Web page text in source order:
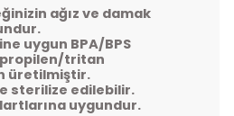
ağız ve damak
uygun BPA/BPS
tritan
üretilmiştir.
sterilize edilebilir.
uygundur.